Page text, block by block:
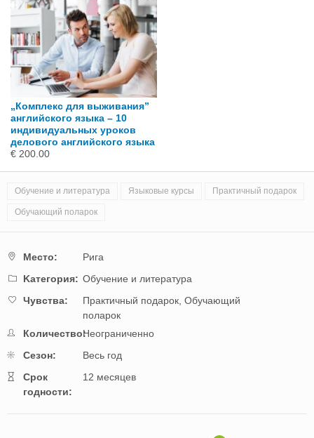
„Комплекс для выживания”
английского языка – 10
индивидуальных уроков
делового английского языка
€ 200.00
Обучение и литература Языковые курсы Практичный подарок
Обучающий поларок
Mестo:
Рига
Kатегория: Обучение и литература
Чувства:
Практичный подарок, Обучающий
поларок
Количество:Неограниченно
Cезон:
Весь год
Cрок
годности:
12 месяцев